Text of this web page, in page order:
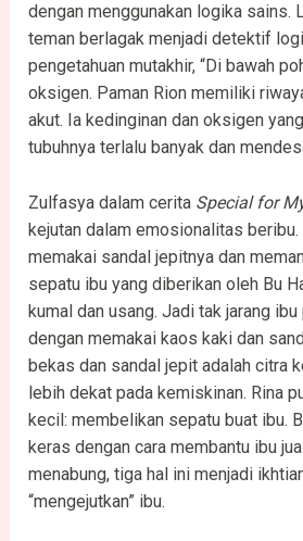
dengan menggunakan logika sains.
teman berlagak menjadi detektif
pengetahuan mutakhir, “Di bawah
oksigen. Paman Rion memiliki
akut. Ia kedinginan dan oksigen
tubuhnya terlalu banyak dan
Zulfasya dalam cerita Special for
kejutan dalam emosionalitas beribu.
memakai sandal jepitnya dan
sepatu ibu yang diberikan oleh Bu
kumal dan usang. Jadi tak jarang
dengan memakai kaos kaki dan
bekas dan sandal jepit adalah citra
lebih dekat pada kemiskinan. Rina
kecil: membelikan sepatu buat ibu.
keras dengan cara membantu ibu
menabung, tiga hal ini menjadi
“mengejutkan” ibu.